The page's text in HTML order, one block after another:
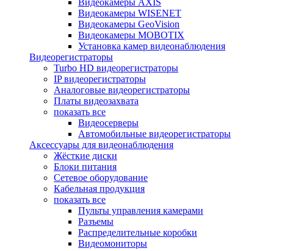
Видеокамеры WISENET
Видеокамеры GeoVision
Видеокамеры MOBOTIX
Установка камер видеонаблюдения
Видеорегистраторы
Turbo HD видеорегистраторы
IP видеорегистраторы
Аналоговые видеорегистраторы
Платы видеозахвата
показать все
Видеосерверы
Автомобильные видеорегистраторы
Аксессуары для видеонаблюдения
Жёсткие диски
Блоки питания
Сетевое оборудование
Кабельная продукция
показать все
Пульты управления камерами
Разъемы
Распределительные коробки
Видеомониторы